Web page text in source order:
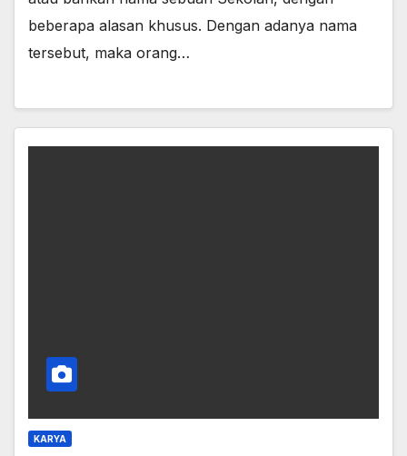
beberapa alasan khusus. Dengan adanya nama
tersebut, maka orang…
KARYA